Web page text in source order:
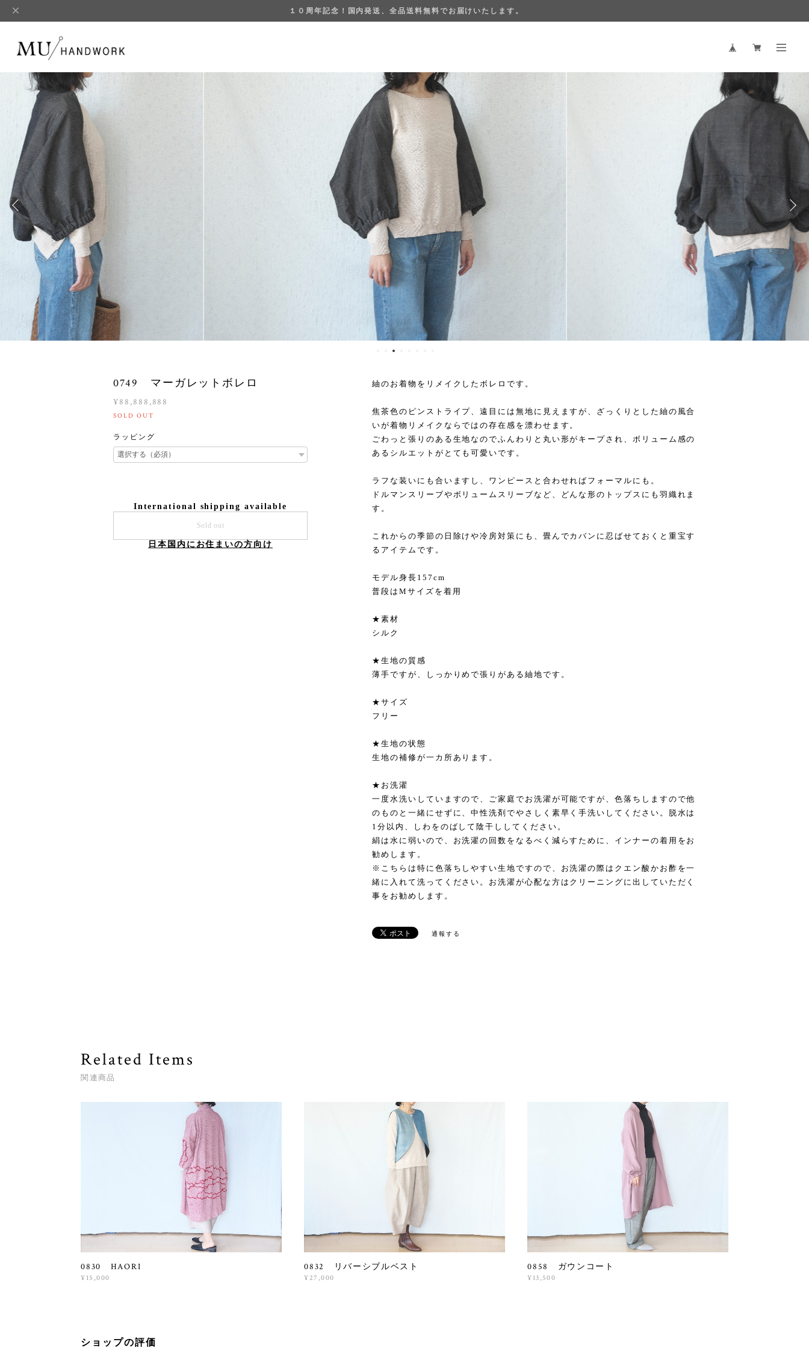
１０周年記念！国内発送、全品送料無料でお届けいたします。
0749 マーガレットボレロ
¥88,888,888
SOLD OUT
ラッピング
International shipping available
Sold out
日本国内にお住まいの方向け
紬のお着物をリメイクしたボレロです。
焦茶色のピンストライプ、遠目には無地に見えますが、ざっくりとした紬の風合
いが着物リメイクならではの存在感を漂わせます。
ごわっと張りのある生地なのでふんわりと丸い形がキープされ、ボリューム感の
あるシルエットがとても可愛いです。
ラフな装いにも合いますし、ワンピースと合わせればフォーマルにも。
ドルマンスリーブやボリュームスリーブなど、どんな形のトップスにも羽織れま
す。
これからの季節の日除けや冷房対策にも、畳んでカバンに忍ばせておくと重宝す
るアイテムです。
モデル身長157cm
普段はMサイズを着用
★素材
シルク
★生地の質感
薄手ですが、しっかりめで張りがある紬地です。
★サイズ
フリー
★生地の状態
生地の補修が一カ所あります。
★お洗濯
一度水洗いしていますので、ご家庭でお洗濯が可能ですが、色落ちしますので他
のものと一緒にせずに、中性洗剤でやさしく素早く手洗いしてください。脱水は
1分以内、しわをのばして陰干ししてください。
絹は水に弱いので、お洗濯の回数をなるべく減らすために、インナーの着用をお
勧めします。
※こちらは特に色落ちしやすい生地ですので、お洗濯の際はクエン酸かお酢を一
緒に入れて洗ってください。お洗濯が心配な方はクリーニングに出していただく
事をお勧めします。
通報する
Related Items
関連商品
0830 HAORI
¥15,000
0832 リバーシブルベスト
¥27,000
0858 ガウンコート
¥13,500
ショップの評価